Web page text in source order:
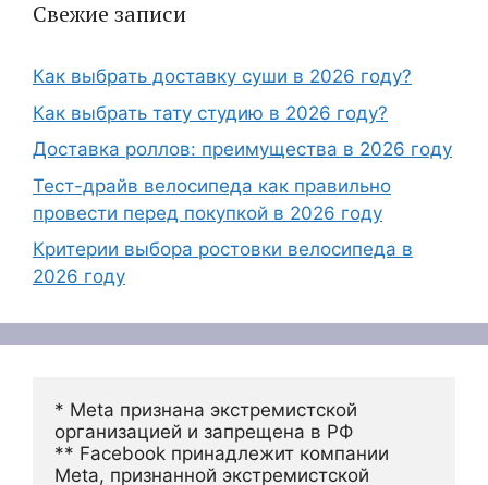
Свежие записи
Как выбрать доставку суши в 2026 году?
Как выбрать тату студию в 2026 году?
Доставка роллов: преимущества в 2026 году
Тест-драйв велосипеда как правильно
провести перед покупкой в 2026 году
Критерии выбора ростовки велосипеда в
2026 году
* Meta признана экстремистской
организацией и запрещена в РФ
** Facebook принадлежит компании
Meta, признанной экстремистской